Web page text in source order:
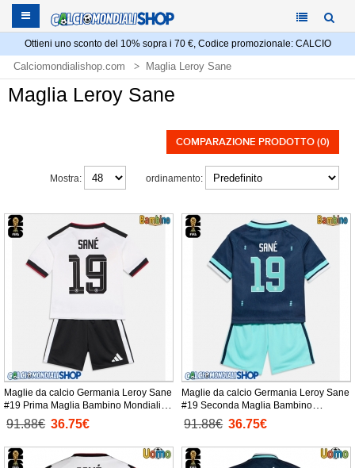
Ottieni uno sconto del 10% sopra i 70 €, Codice promozionale: CALCIO
Calciomondialishop.com Maglia Leroy Sane
Maglia Leroy Sane
COMPARAZIONE PRODOTTO (0)
ordinamento:
Mostra:
Maglie da calcio Germania Leroy Sane
#19 Prima Maglia Bambino Mondiali
2026 Manica Corta + Pantaloni corti)
91.88€ 36.75€
Maglie da calcio Germania Leroy Sane
#19 Seconda Maglia Bambino
Mondiali 2026 Manica Corta +
Pantaloni corti)
91.88€ 36.75€